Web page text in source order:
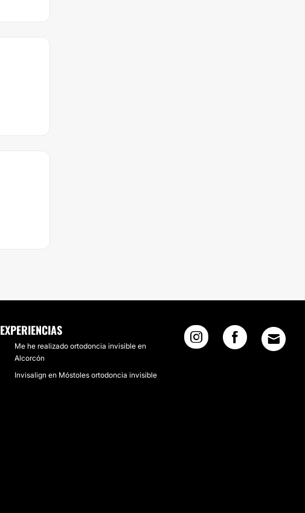
EXPERIENCIAS
Me he realizado ortodoncia invisible en
Alcorcón
Invisalign en Móstoles ortodoncia invisible